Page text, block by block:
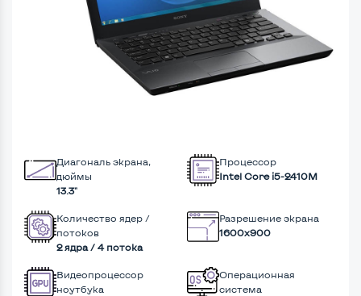
Диагональ экрана,
дюймы
13.3"
Процессор
Intel Core i5-2410M
Количество ядер /
потоков
2 ядра / 4 потока
Разрешение экрана
1600x900
Видеопроцессор
ноутбука
Операционная
система